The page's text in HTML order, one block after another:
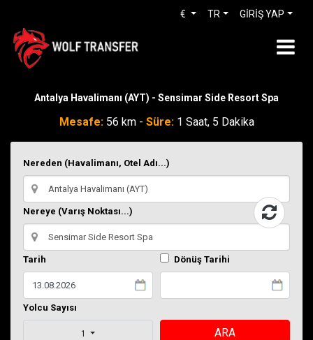
GİRİŞ YAP
TR
€
Antalya Havalimanı (AYT) - Sensimar Side Resort Spa
Mesafe:56 km - Süre:1 Saat, 5 Dakika
Nereden (Havalimanı, Otel Adı...)
Nereye (Varış Noktası...)
Tarih Dönüş Tarihi
Yolcu Sayısı
1 ARA